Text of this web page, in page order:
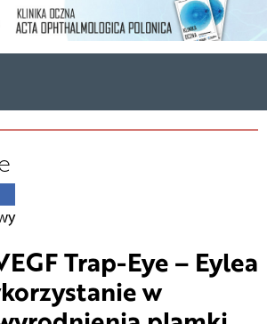
Trap-Eye – Eylea
w